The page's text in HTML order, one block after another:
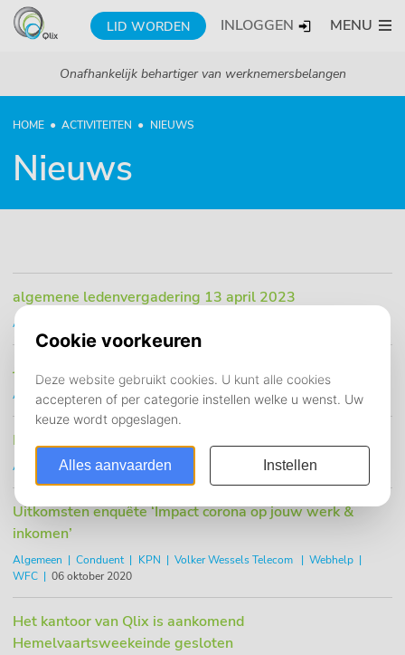
LID WORDEN INLOGGEN MENU
Onafhankelijk behartiger van werknemersbelangen
HOME ACTIVITEITEN NIEUWS
Nieuws
algemene ledenvergadering 13 april 2023
Algemeen
Jaaropgave voor teruggave vakbondscontributie
Algemeen 22 september 2021
Bereikbaarheid Qlix
Algemeen 15 oktober 2020
Uitkomsten enquête ‘Impact corona op jouw werk &
inkomen’
Algemeen Conduent KPN Volker Wessels Telecom
Webhelp
WFC
06 oktober 2020
Het kantoor van Qlix is aankomend
Hemelvaartsweekeinde gesloten